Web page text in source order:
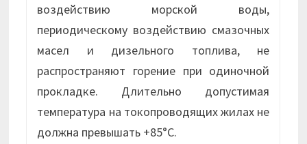
воздействию морской воды,
периодическому воздействию смазочных
масел и дизельного топлива, не
распространяют горение при одиночной
прокладке. Длительно допустимая
температура на токопроводящих жилах не
должна превышать +85°С.